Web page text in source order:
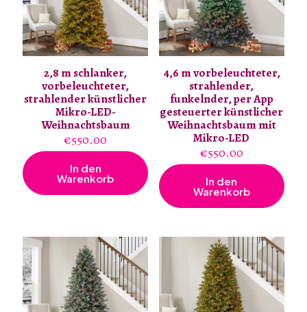
2,8 m schlanker,
vorbeleuchteter,
strahlender künstlicher
Mikro-LED-
Weihnachtsbaum
€550.00
In den
Warenkorb
4,6 m vorbeleuchteter,
strahlender,
funkelnder, per App
gesteuerter künstlicher
Weihnachtsbaum mit
Mikro-LED
€550.00
In den
Warenkorb